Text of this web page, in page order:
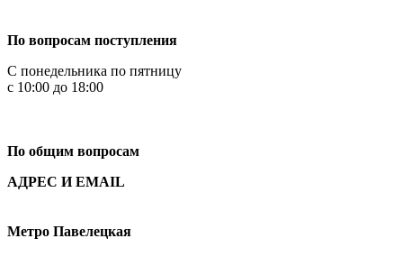
По вопросам поступления
С понедельника по пятницу
с 10:00 до 18:00
По общим вопросам
АДРЕС И EMAIL
Метро Павелецкая